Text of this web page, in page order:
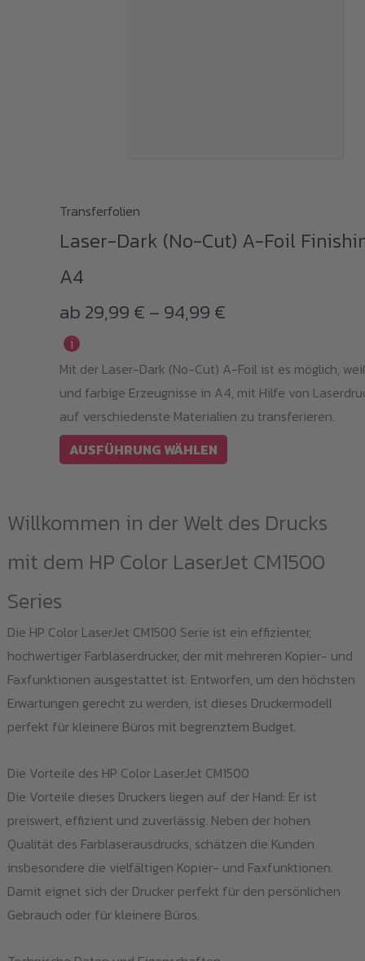
Transferfolien
Laser-Dark (No-Cut) A-Foil
A4
ab 29,99 € – 94,99 €Preisspanne:
bis
94,99 €
i
Mit der Laser-Dark (No-Cut) A-Foil ist es möglich,
und farbige Erzeugnisse in A4, mit Hilfe von
auf verschiedenste Materialien zu transferieren.
AUSFÜHRUNG WÄHLEN
Dieses
Produkt
mehrere
Varianten
Die
Optionen
können
auf
der
Produktseite
werden
Willkommen in der Welt des Drucks
mit dem HP Color LaserJet CM1500
Series
Die HP Color LaserJet CM1500 Serie ist ein effizienter,
hochwertiger Farblaserdrucker, der mit mehreren Kopier- und
Faxfunktionen ausgestattet ist. Entworfen, um den höchsten
Erwartungen gerecht zu werden, ist dieses Druckermodell
perfekt für kleinere Büros mit begrenztem Budget.
Die Vorteile des HP Color LaserJet CM1500
Die Vorteile dieses Druckers liegen auf der Hand: Er ist
preiswert, effizient und zuverlässig. Neben der hohen
Qualität des Farblaserausdrucks, schätzen die Kunden
insbesondere die vielfältigen Kopier- und Faxfunktionen.
Damit eignet sich der Drucker perfekt für den persönlichen
Gebrauch oder für kleinere Büros.